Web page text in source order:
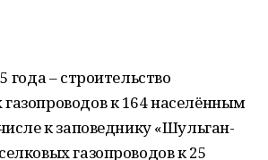
года – строительство
к 164 населённым
к заповеднику «Шульган-
газопроводов к 25